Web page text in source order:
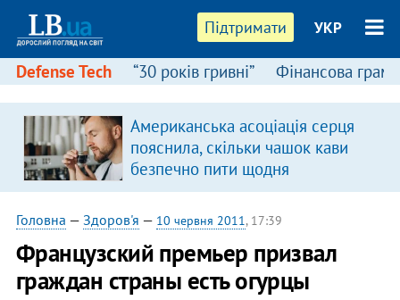
Підтримати УКР
Defense Tech “30 років гривні” Фінансова
Американська асоціація серця
пояснила, скільки чашок кави
безпечно пити щодня
Головна — Здоров'я — 10 червня 2011, 17:39
Французский премьер призвал
граждан страны есть огурцы